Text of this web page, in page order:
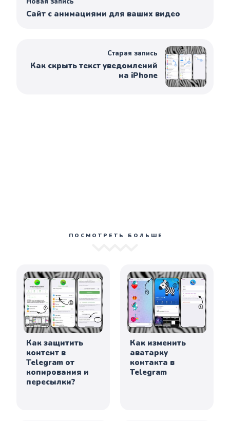
Сайт с анимациями для ваших видео
Старая запись
Как скрыть текст уведомлений
на iPhone
ПОСМОТРЕТЬ БОЛЬШЕ
Как защитить
контент в
Telegram от
копирования и
пересылки?
Как изменить
аватарку
контакта в
Telegram